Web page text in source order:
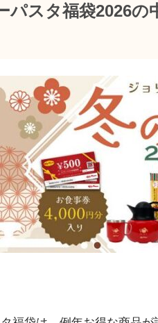
パスタ福袋2026の